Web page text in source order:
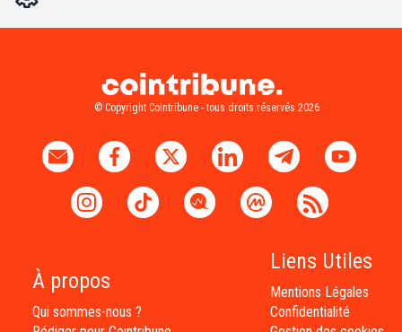
© Copyright Cointribune - tous droits réservés 2026
À propos
Qui sommes-nous ?
Liens Utiles
Mentions Légales
Confidentialité